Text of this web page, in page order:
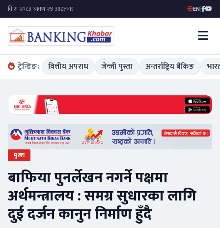
EN|
ट्रेन्डिङ: वित्तीय अपराध जेन्जी पुस्ता अन्तर्राष्ट्रिय बैंकिङ
मुख्य
बाफिया पुनर्लेखन नगर्ने पक्षमा
अर्थमन्त्रालय : समग्र सुधारका लागि
दुई दर्जन कानुन निर्माण हुँदै